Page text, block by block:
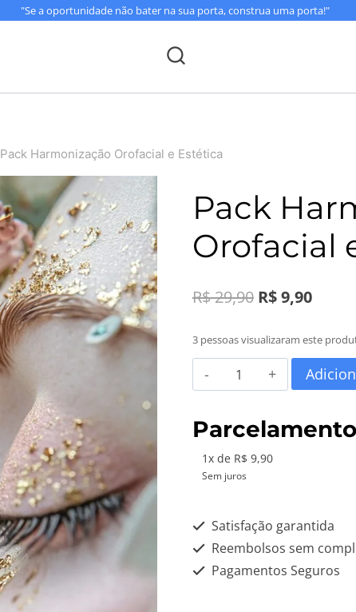
"Se a oportunidade não bater na sua porta, construa uma porta!"
Pack Harmonização Orofacial e Estética
Pack
Orofacial
R$29,90 O
original
era:
R$ 29,90.
R$9,90O
atual
é:
R$
3 pessoas visualizaram este
Pack
Harmonização
Orofacial
Estética
1x de R$ 9,90
Sem juros
Satisfação garantida
Reembolsos sem
Pagamentos Seguros